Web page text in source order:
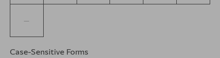
Case-Sensitive Forms